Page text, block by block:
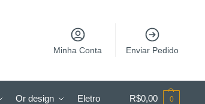
Minha Conta Enviar Pedido
Or design Eletro R$0,00 0